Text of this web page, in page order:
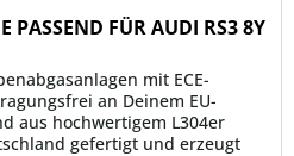
PASSEND FÜR AUDI RS3 8Y
mit ECE-
an Deinem EU-
aus hochwertigem L304er
gefertigt und erzeugt